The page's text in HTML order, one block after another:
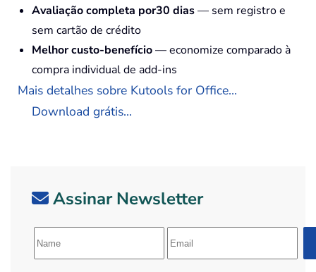
Avaliação completa por30 dias— sem registro e
sem cartão de crédito
Melhor custo-benefício— economize comparado à
compra individual de add-ins
Mais detalhes sobre Kutools for Office...
Download grátis...
Assinar Newsletter